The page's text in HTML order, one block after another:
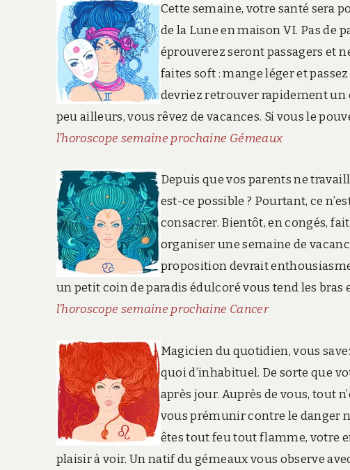
Cette semaine, votre santé sera
de la Lune en maison VI. Pas de
éprouverez seront passagers et
faites soft : mange léger et
devriez retrouver rapidement un
peu ailleurs, vous rêvez de vacances. Si vous le
l’horoscope semaine prochaine Gémeaux
Depuis que vos parents ne
est-ce possible ? Pourtant, ce
consacrer. Bientôt, en congés,
organiser une semaine de
proposition devrait
un petit coin de paradis édulcoré vous tend les bras
l’horoscope semaine prochaine Cancer
Magicien du quotidien, vous
quoi d’inhabituel. De sorte que
après jour. Auprès de vous, tout
vous prémunir contre le danger
êtes tout feu tout flamme, votre
plaisir à voir. Un natif du gémeaux vous observe